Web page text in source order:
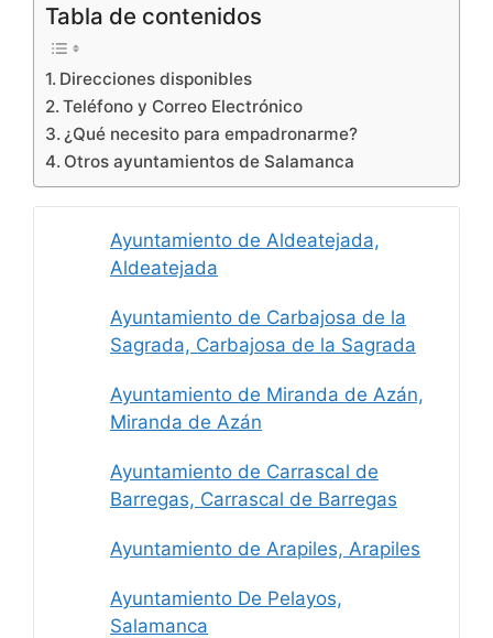
Tabla de contenidos
Direcciones disponibles
Teléfono y Correo Electrónico
¿Qué necesito para empadronarme?
Otros ayuntamientos de Salamanca
Ayuntamiento de Aldeatejada,
Aldeatejada
Ayuntamiento de Carbajosa de la
Sagrada, Carbajosa de la Sagrada
Ayuntamiento de Miranda de Azán,
Miranda de Azán
Ayuntamiento de Carrascal de
Barregas, Carrascal de Barregas
Ayuntamiento de Arapiles, Arapiles
Ayuntamiento De Pelayos,
Salamanca